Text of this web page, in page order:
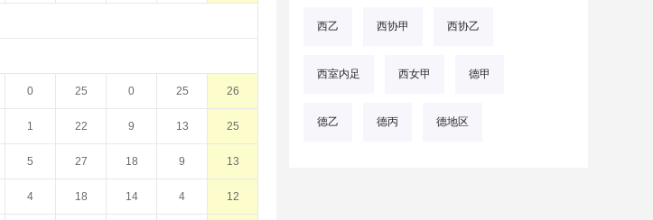
0 25 0 25 26
1 22 9 13 25
5 27 18 9 13
4 18 14 4 12
西乙 西协甲 西协乙
西室内足 西女甲 德甲
德乙 德丙 德地区